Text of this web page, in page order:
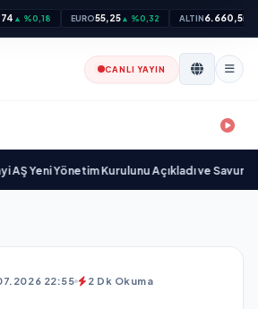
▲ %0,18 EURO55,25▲ %0,32 ALTIN6.660,55
CANLI YAYIN
Yönetim Kurulunu Açıkladı ve Savunma
22:55 2 Dk Okuma